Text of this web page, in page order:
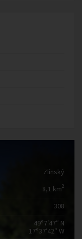
Zlínský
8,1 km2
308
49°7′47″ N
17°37′42″ W